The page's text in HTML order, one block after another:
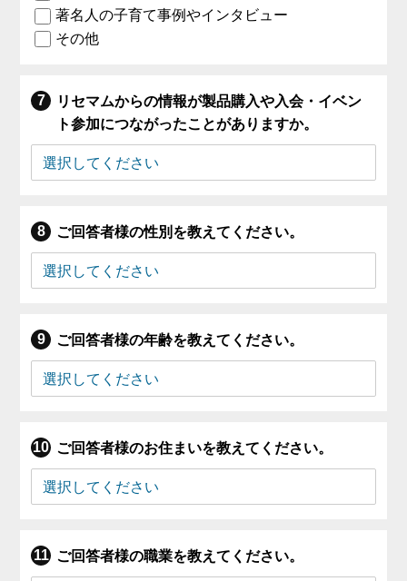
著名人の子育て事例やインタビュー
その他
リセマムからの情報が製品購入や入会・イベン
ト参加につながったことがありますか。
ご回答者様の性別を教えてください。
ご回答者様の年齢を教えてください。
ご回答者様のお住まいを教えてください。
ご回答者様の職業を教えてください。